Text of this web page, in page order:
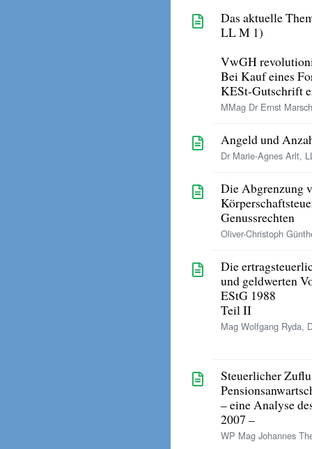
Das aktuelle
LL M 1)
VwGH
Bei Kauf eines
KESt-Gutschrift
MMag Dr Ernst
Angeld und
Dr Marie-Agnes Arlt,
Die Abgrenzung
Genussrechten
Oliver-Christoph
Die
und geldwerten
EStG 1988
Teil II
Mag Wolfgang Ryda,
Steuerlicher
– eine Analyse
2007 –
WP Mag Johannes